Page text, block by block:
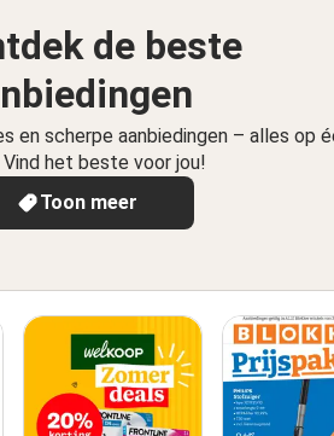
de beste
en scherpe aanbiedingen – alles op
Vind het beste voor jou!
Toon meer